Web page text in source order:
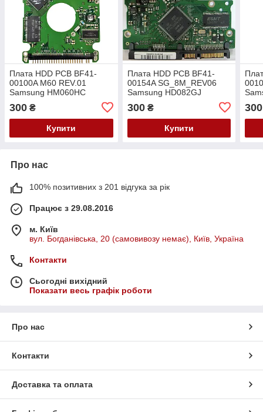
Плата HDD PCB BF41-
00100A M60 REV.01
Samsung HM060HC
HM120JC
300 ₴
Купити
Плата HDD PCB BF41-
00154A SG_8M_REV06
Samsung HD082GJ
300₴
Купити
300
Про нас
100% позитивних з 201 відгука за рік
Працює з 29.08.2016
м. Київ
вул. Богданівська, 20 (самовивозу немає), Київ, Україна
Контакти
Сьогодні вихідний
Показати весь графік роботи
Про нас
Контакти
Доставка та оплата